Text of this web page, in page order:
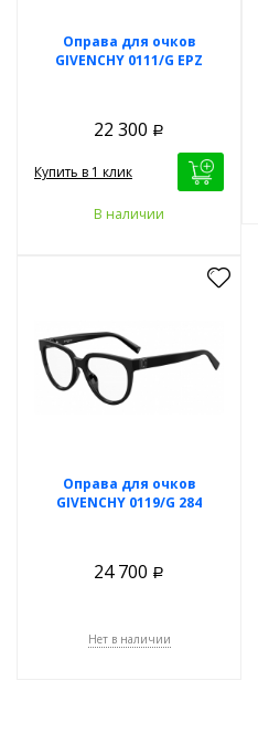
Оправа для очков
GIVENCHY 0111/G EPZ
22 300 Р
Купить в 1 клик
В наличии
Оправа для очков
GIVENCHY 0119/G 284
24 700 Р
Нет в наличии